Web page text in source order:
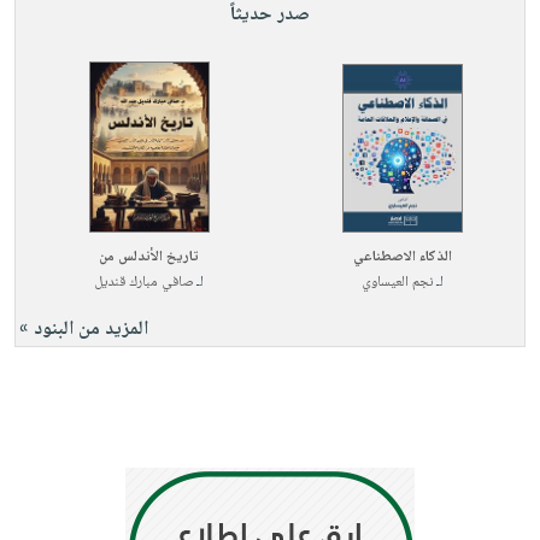
صدر حديثاً
الذكاء الاصطناعي
لـنجم العيساوي
تاريخ الأندلس من
لـصافي مبارك قنديل
المزيد من البنود »